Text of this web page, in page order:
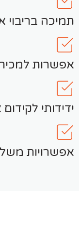
תמיכה
אפשרות
ידידותי
אפשרויות